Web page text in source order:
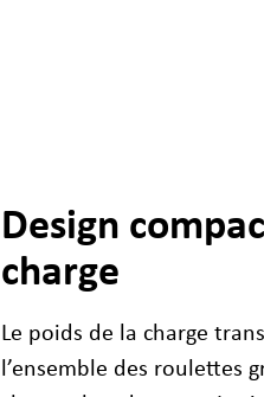
Design
charge
Le poids de la charge
l’ensemble des roulettes